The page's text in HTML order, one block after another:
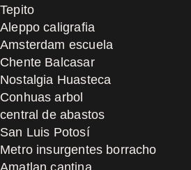
Tepito
Aleppo caligrafia
Amsterdam escuela
Chente Balcasar
Nostalgia Huasteca
Conhuas arbol
central de abastos
San Luis Potosí
Metro insurgentes borracho
Amatlan cantina